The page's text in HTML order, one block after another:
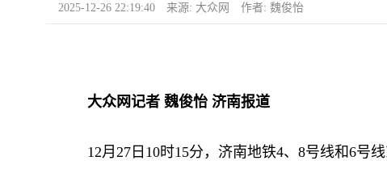
2025-12-26 22:19:40 来源: 大众网 作者: 魏俊怡
大众网记者 魏俊怡 济南报道
12月27日10时15分，济南地铁4、8号线和6号线